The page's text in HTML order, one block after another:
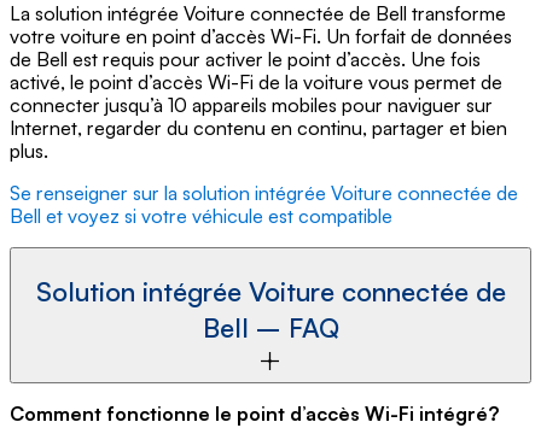
La solution intégrée Voiture connectée de Bell transforme
votre voiture en point d’accès Wi-Fi. Un forfait de données
de Bell est requis pour activer le point d’accès. Une fois
activé, le point d’accès Wi-Fi de la voiture vous permet de
connecter jusqu’à 10 appareils mobiles pour naviguer sur
Internet, regarder du contenu en continu, partager et bien
plus.
Se renseigner sur la solution intégrée Voiture connectée de
Bell et voyez si votre véhicule est compatible
Solution intégrée Voiture connectée de
Bell – FAQ
Comment fonctionne le point d’accès Wi-Fi intégré?